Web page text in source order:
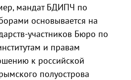
мандат БДИПЧ по
основывается на
участников Бюро по
и правам
к российской
полуострова